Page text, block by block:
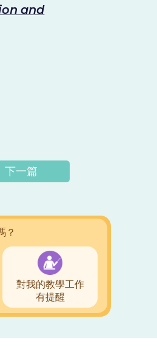
and
下一篇
？
對我的教學工作
有提醒